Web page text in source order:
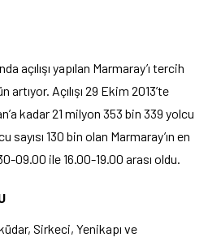
açılışı yapılan Marmaray’ı tercih
artıyor. Açılışı 29 Ekim 2013’te
kadar 21 milyon 353 bin 339 yolcu
sayısı 130 bin olan Marmaray’ın en
09.00 ile 16.00-19.00 arası oldu.
Sirkeci, Yenikapı ve